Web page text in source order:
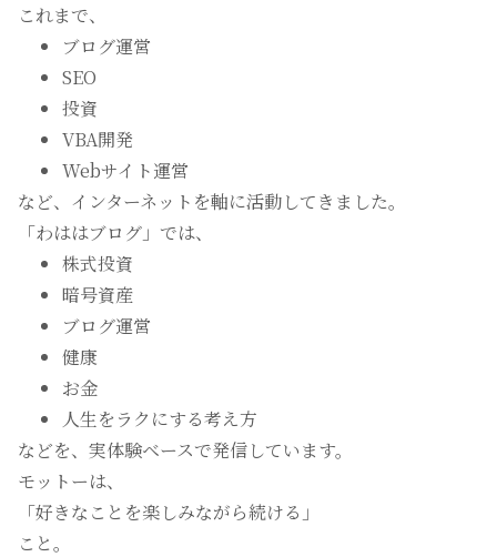
これまで、
ブログ運営
SEO
投資
VBA開発
Webサイト運営
など、インターネットを軸に活動してきました。
「わははブログ」では、
株式投資
暗号資産
ブログ運営
健康
お金
人生をラクにする考え方
などを、実体験ベースで発信しています。
モットーは、
「好きなことを楽しみながら続ける」
こと。